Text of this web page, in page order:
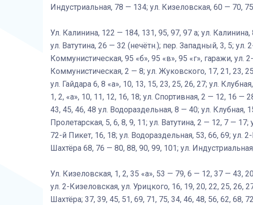
Индустриальная, 78 — 134; ул. Кизеловская, 60 — 70,
Ул. Калинина, 122 — 184, 131, 95, 97, 97 а; ул.
ул. Ватутина, 26 — 32 (нечётн.); пер. Западный, 3, 5;
Коммунистическая, 95 «б», 95 «в», 95 «г», гаражи, ул.
Коммунистическая, 2 — 8; ул. Жуковского, 17, 21, 23,
ул. Гайдара 6, 8 «а», 10, 13, 15, 23, 25, 26, 27; ул.
1, 2, «а», 10, 11, 12, 16, 18; ул. Спортивная, 2 — 12, 16 —
43, 45, 46, 48 ул. Водораздельная, 8 — 40; ул.
Пролетарская, 5, 6, 8, 9, 11; ул. Ватутина, 2 — 12, 7 —
72-й Пикет, 16, 18; ул. Водораздельная, 53, 66, 69; ул.
Шахтёра 68, 76 — 80, 88, 90, 99, 101; ул.
Ул. Кизеловская, 1, 2, 35 «а», 53 — 79, 6 — 12, 37 — 43,
ул. 2-Кизеловская, ул. Урицкого, 16, 19, 20, 22, 25, 26,
Шахтёра; 37, 39, 45, 51, 69, 71, 75, 34, 46, 48, 56, 62, 68,